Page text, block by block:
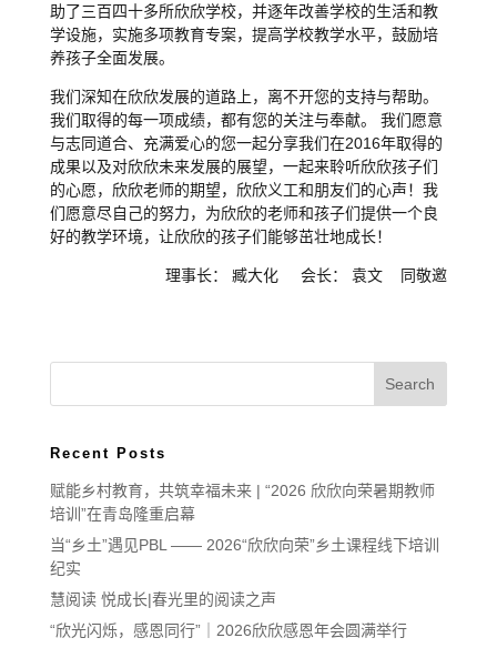
助了三百四十多所欣欣学校，并逐年改善学校的生活和教
学设施，实施多项教育专案，提高学校教学水平，鼓励培
养孩子全面发展。
我们深知在欣欣发展的道路上，离不开您的支持与帮助。
我们取得的每一项成绩，都有您的关注与奉献。 我们愿意
与志同道合、充满爱心的您一起分享我们在2016年取得的
成果以及对欣欣未来发展的展望，一起来聆听欣欣孩子们
的心愿，欣欣老师的期望，欣欣义工和朋友们的心声！我
们愿意尽自己的努力，为欣欣的老师和孩子们提供一个良
好的教学环境，让欣欣的孩子们能够茁壮地成长！
理事长： 臧大化 会长： 袁文 同敬邀
Recent Posts
赋能乡村教育，共筑幸福未来 | “2026 欣欣向荣暑期教师
培训”在青岛隆重启幕
当“乡土”遇见PBL —— 2026“欣欣向荣”乡土课程线下培训
纪实
慧阅读 悦成长|春光里的阅读之声
“欣光闪烁，感恩同行”｜2026欣欣感恩年会圆满举行